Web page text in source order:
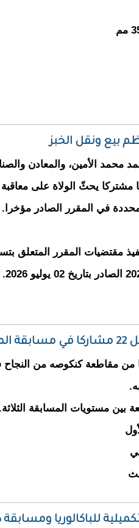
بيع ونقل الخبز
محمد الأمين، والمعادن
مشتركا يحثّ الولاة على
في المقرر الصادر مؤخرا.
مقتضيات المقرر المتعلق
أصل 22 مشاركا من مقاطعة كنكوصه من
بين مستويات المسابقة الثلاثة.
للباكالوريا